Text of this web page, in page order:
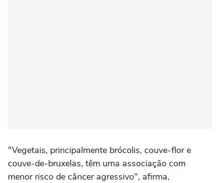
"Vegetais, principalmente brócolis, couve-flor e
couve-de-bruxelas, têm uma associação com
menor risco de câncer agressivo", afirma,